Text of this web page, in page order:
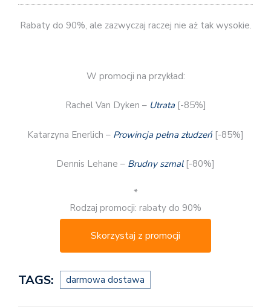
Rabaty do 90%, ale zazwyczaj raczej nie aż tak wysokie.
W promocji na przykład:
Rachel Van Dyken – Utrata[-85%]
Katarzyna Enerlich – Prowincja pełna złudzeń[-85%]
Dennis Lehane – Brudny szmal[-80%]
*
Rodzaj promocji: rabaty do 90%
Skorzystaj z promocji
TAGS: darmowa dostawa